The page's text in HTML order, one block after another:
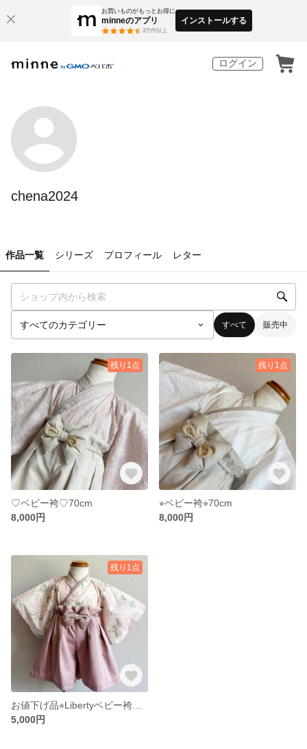
お買いものがもっとお得に
minneのアプリ
3万件以上
インストールする
ログイン
chena2024
作品一覧 シリーズ プロフィール レター
すべて 販売中
残り1点
♡ベビー袴♡70cm
8,000円
残り1点
⭐︎ベビー袴⭐︎70cm
8,000円
残り1点
5,000円